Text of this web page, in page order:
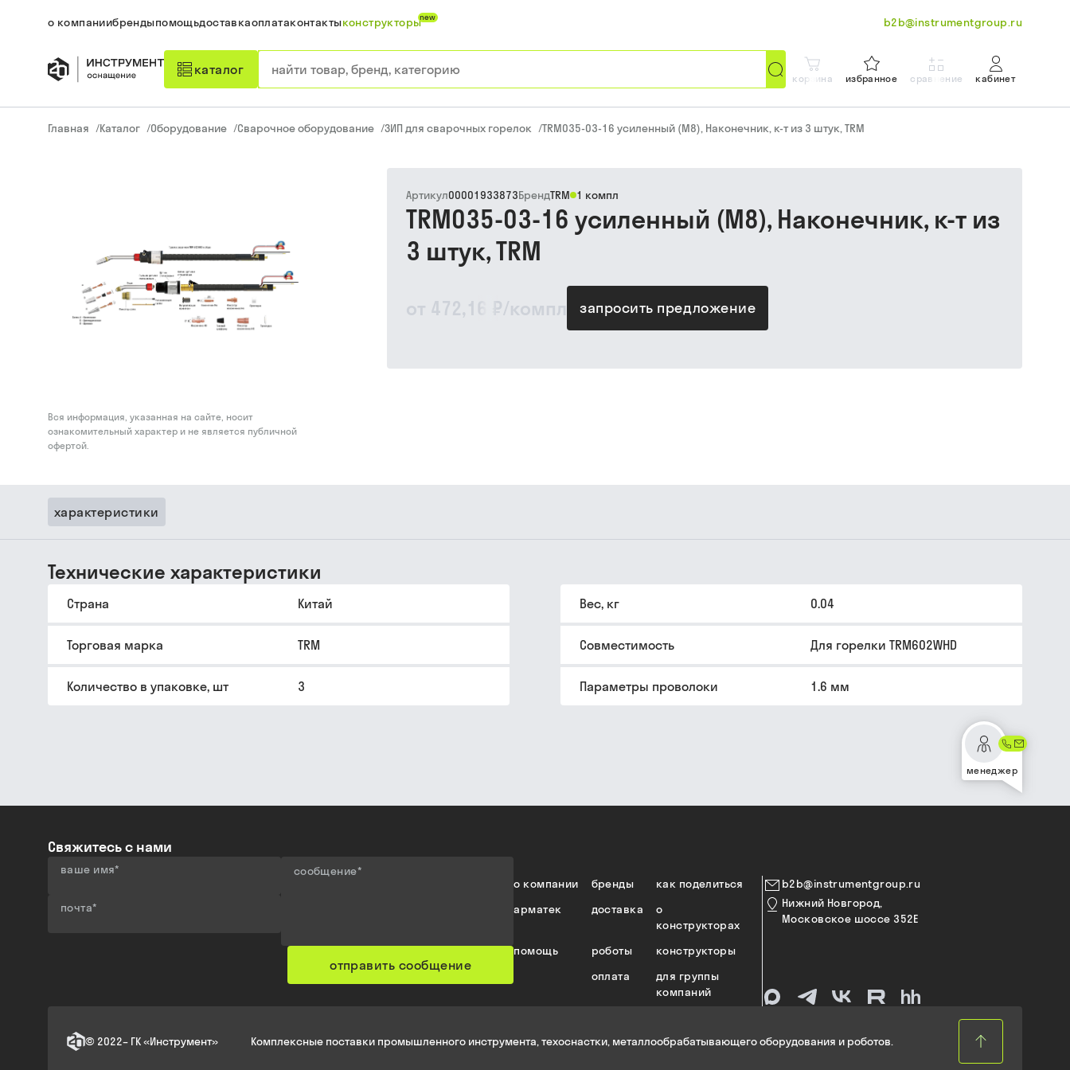
о компаниибрендыпомощьдоставкаоплатаконтактыконструкторыnew b2b@instrumentgroup.ru
каталог
корзина избранное сравнение кабинет
Главная /Каталог /Оборудование /Сварочное оборудование /ЗИП для сварочных горелок /TRM035-03-16 усиленный (М8), Наконечник, к-т из 3 штук, TRM
Вся информация, указанная на сайте, носит
ознакомительный характер и не является публичной
офертой.
от 472,16 ₽/компл запросить предложение
Артикул00001933873БрендTRM 1 компл
TRM035-03-16 усиленный (М8), Наконечник, к-т из
3 штук, TRM
характеристики
Технические характеристики
Страна Китай Вес, кг 0.04
Торговая марка TRM Совместимость Для горелки TRM602WHD
Количество в упаковке, шт 3 Параметры проволоки 1.6 мм
менеджер
Свяжитесь с нами
ваше имя*
почта*
сообщение*
отправить сообщение
как поделиться
бренды
о компании
о
конструкторах
доставка
арматек
конструкторы
роботы
помощь
для группы
компаний
оплата
b2b@instrumentgroup.ru
Нижний Новгород,
Московское шоссе 352Е
© 2022– ГК «Инструмент» Комплексные поставки промышленного инструмента, техоснастки, металлообрабатывающего оборудования и роботов.